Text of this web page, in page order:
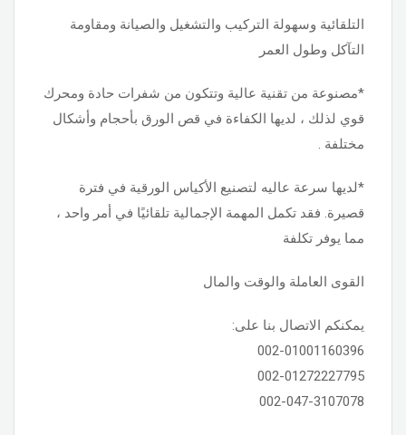
التلقائية وسهولة التركيب والتشغيل والصيانة ومقاومة
التآكل وطول العمر
*مصنوعة من تقنية عالية وتتكون من شفرات حادة ومحرك
قوي لذلك ، لديها الكفاءة في قص الورق بأحجام وأشكال
مختلفة .
*لديها سرعة عاليه لتصنيع الأكياس الورقية في فترة
قصيرة. فقد تكمل المهمة الإجمالية تلقائيًا في أمر واحد ،
مما يوفر تكلفة
القوى العاملة والوقت والمال
يمكنكم الاتصال بنا على:
002-01001160396
002-01272227795
002-047-3107078